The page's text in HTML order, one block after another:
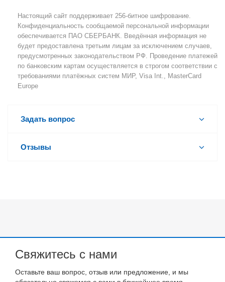
Настоящий сайт поддерживает 256-битное шифрование.
Конфиденциальность сообщаемой персональной информации
обеспечивается ПАО СБЕРБАНК. Введённая информация не
будет предоставлена третьим лицам за исключением случаев,
предусмотренных законодательством РФ. Проведение платежей
по банковским картам осуществляется в строгом соответствии с
требованиями платёжных систем МИР, Visa Int., MasterCard
Europe
Задать вопрос
Отзывы
Свяжитесь с нами
Оставьте ваш вопрос, отзыв или предложение, и мы